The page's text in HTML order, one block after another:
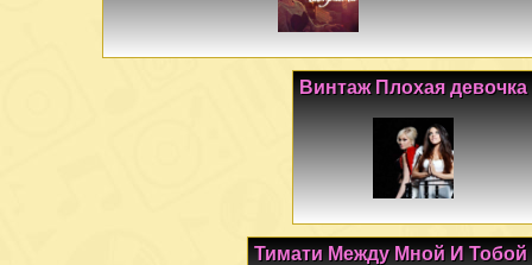
Винтаж Плохая девочка
Тимати Между Мной И Тобой